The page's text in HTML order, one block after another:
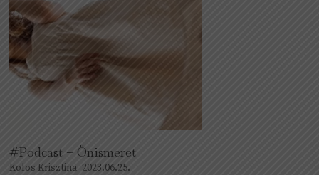
#Podcast – Önismeret
Kolos Krisztina 2023.06.25.